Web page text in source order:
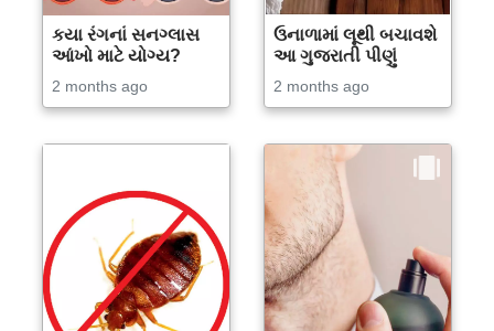
કયા રંગનાં સનગ્લાસ
આંખો માટે યોગ્ય?
2 months ago
ઉનાળામાં લૂથી બચાવશે
આ ગુજરાતી પીણું
2 months ago